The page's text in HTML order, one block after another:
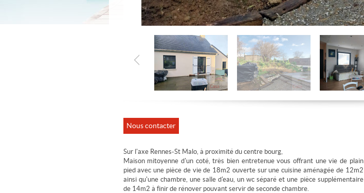
Nous contacter
Sur l'axe Rennes-St Malo, à proximité du centre bourg,
Maison mitoyenne d'un coté, très bien entretenue vous offrant une vie de plain
pied avec une pièce de vie de 18m2 ouverte sur une cuisine aménagée de 12m2
ainsi qu'une chambre, une salle d'eau, un wc séparé et une pièce supplémentaire
de 14m2 à finir de rénover pouvant servir de seconde chambre.